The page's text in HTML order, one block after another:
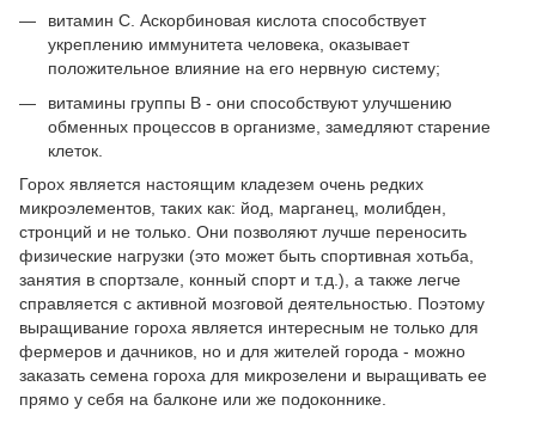
витамин С. Аскорбиновая кислота способствует
укреплению иммунитета человека, оказывает
положительное влияние на его нервную систему;
витамины группы В - они способствуют улучшению
обменных процессов в организме, замедляют старение
клеток.
Горох является настоящим кладезем очень редких
микроэлементов, таких как: йод, марганец, молибден,
стронций и не только. Они позволяют лучше переносить
физические нагрузки (это может быть спортивная хотьба,
занятия в спортзале, конный спорт и т.д.), а также легче
справляется с активной мозговой деятельностью. Поэтому
выращивание гороха является интересным не только для
фермеров и дачников, но и для жителей города - можно
заказать семена гороха для микрозелени и выращивать ее
прямо у себя на балконе или же подоконнике.